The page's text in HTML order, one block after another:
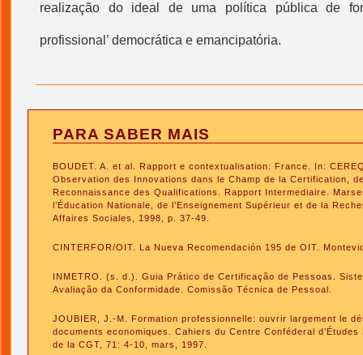
realização do ideal de uma política pública de
profissional ’ democrática e emancipatória.
PARA SABER MAIS
BOUDET. A. et al. Rapport e contextualisation: France. In:
Observation des Innovations dans le Champ de la Certification,
Reconnaissance des Qualifications. Rapport Intermediaire.
l’Éducation Nationale, de l’Enseignement Supérieur et de la
Affaires Sociales, 1998, p. 37-49.
CINTERFOR/OIT. La Nueva Recomendación 195 de OIT.
INMETRO. (s. d.). Guia Prático de Certificação de Pessoas.
Avaliação da Conformidade. Comissão Técnica de Pessoal.
JOUBIER, J.-M. Formation professionnelle: ouvrir largement le
documents economiques. Cahiers du Centre Conféderal
de la CGT, 71: 4-10, mars, 1997.